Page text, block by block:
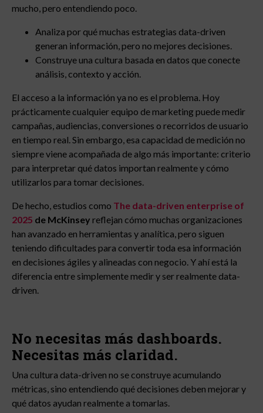
mucho, pero entendiendo poco.
Analiza por qué muchas estrategias data-driven
generan información, pero no mejores decisiones.
Construye una cultura basada en datos que conecte
análisis, contexto y acción.
El acceso a la información ya no es el problema. Hoy
prácticamente cualquier equipo de marketing puede medir
campañas, audiencias, conversiones o recorridos de usuario
en tiempo real. Sin embargo, esa capacidad de medición no
siempre viene acompañada de algo más importante: criterio
para interpretar qué datos importan realmente y cómo
utilizarlos para tomar decisiones.
De hecho, estudios como The data-driven enterprise of
2025 de McKinsey reflejan cómo muchas organizaciones
han avanzado en herramientas y analítica, pero siguen
teniendo dificultades para convertir toda esa información
en decisiones ágiles y alineadas con negocio. Y ahí está la
diferencia entre simplemente medir y ser realmente data-
driven.
No necesitas más dashboards.
Necesitas más claridad.
Una cultura data-driven no se construye acumulando
métricas, sino entendiendo qué decisiones deben mejorar y
qué datos ayudan realmente a tomarlas.